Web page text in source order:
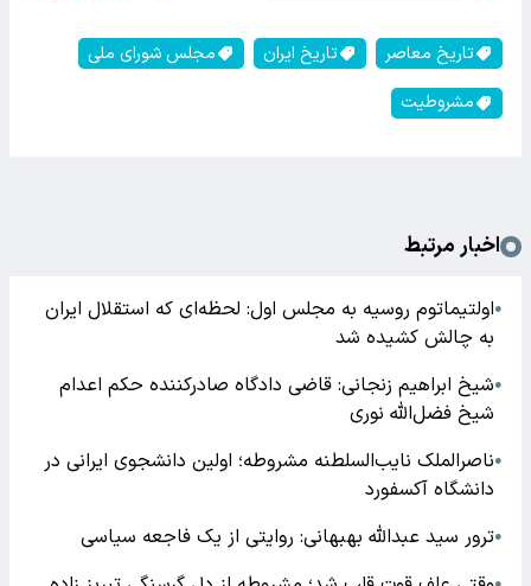
تاریخ معاصر تاریخ ایران
مجلس شورای ملی
مشروطیت
اخبار مرتبط
●اولتیماتوم روسیه به مجلس اول: لحظه‌ای که استقلال ایران
به چالش کشیده شد
●شیخ ابراهیم زنجانی: قاضی دادگاه صادرکننده حکم اعدام
شیخ فضل‌الله نوری
●ناصرالملک نایب‌السلطنه مشروطه؛ اولین دانشجوی ایرانی در
دانشگاه آکسفورد
●ترور سید عبدالله بهبهانی: روایتی از یک فاجعه سیاسی